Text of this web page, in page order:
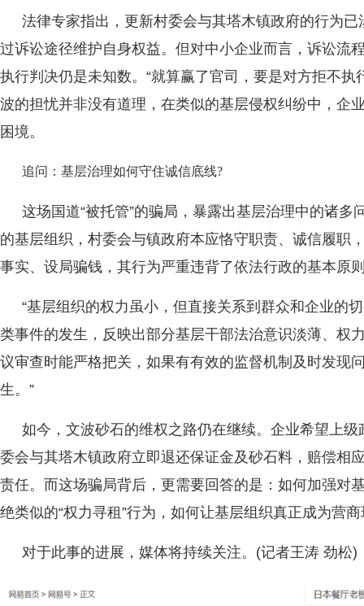
法律专家指出，更新村委会与其塔木镇政府的行为
过诉讼途径维护自身权益。但对中小企业而言，诉讼流
执行判决仍是未知数。“就算赢了官司，要是对方拒不执
波的担忧并非没有道理，在类似的基层侵权纠纷中，企
困境。
追问：基层治理如何守住诚信底线?
这场国道“被托管”的骗局，暴露出基层治理中的诸多
的基层组织，村委会与镇政府本应恪守职责、诚信履职
事实、设局骗钱，其行为严重违背了依法行政的基本原
“基层组织的权力虽小，但直接关系到群众和企业的
类事件的发生，反映出部分基层干部法治意识淡薄、权
议审查时能严格把关，如果有有效的监督机制及时发现
生。”
如今，文波砂石的维权之路仍在继续。企业希望上
委会与其塔木镇政府立即退还保证金及砂石料，赔偿相
责任。而这场骗局背后，更需要回答的是：如何加强对
绝类似的“权力寻租”行为，如何让基层组织真正成为营商
对于此事的进展，媒体将持续关注。(记者王涛 劲松)